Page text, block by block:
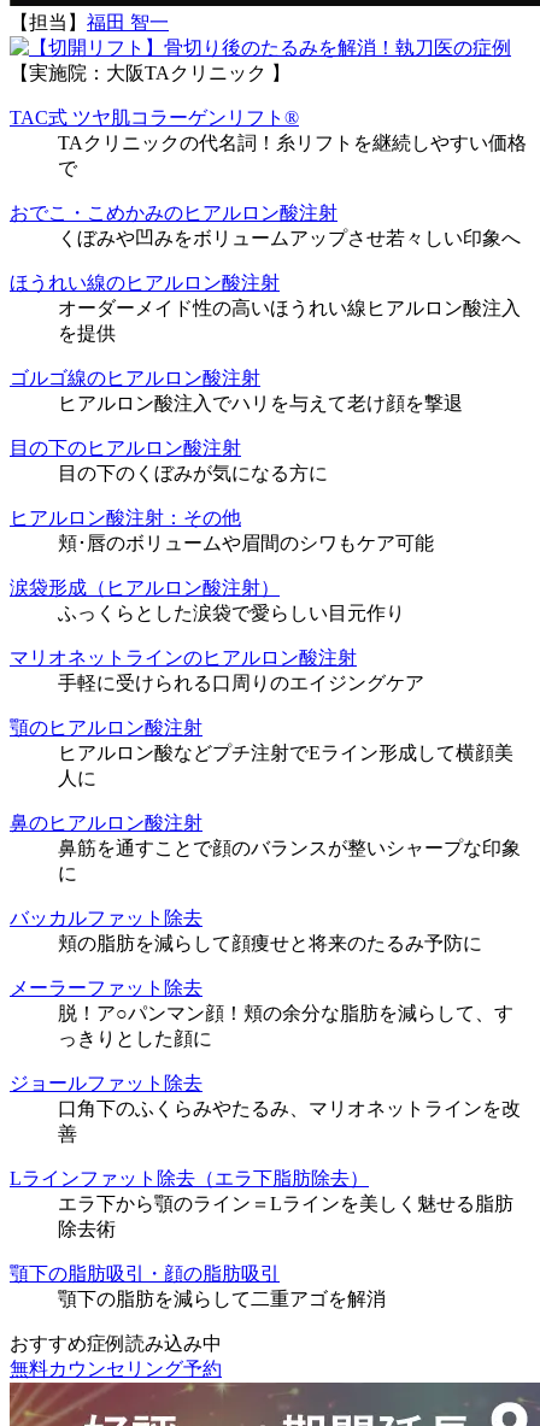
【担当】 福田 智一
執刀医の症例
【実施院：大阪TAクリニック 】
TAC式 ツヤ肌コラーゲンリフト®
TAクリニックの代名詞！糸リフトを継続しやすい価格
で
おでこ・こめかみのヒアルロン酸注射
くぼみや凹みをボリュームアップさせ若々しい印象へ
ほうれい線のヒアルロン酸注射
オーダーメイド性の高いほうれい線ヒアルロン酸注入
を提供
ゴルゴ線のヒアルロン酸注射
ヒアルロン酸注入でハリを与えて老け顔を撃退
目の下のヒアルロン酸注射
目の下のくぼみが気になる方に
ヒアルロン酸注射：その他
頬･唇のボリュームや眉間のシワもケア可能
涙袋形成（ヒアルロン酸注射）
ふっくらとした涙袋で愛らしい目元作り
マリオネットラインのヒアルロン酸注射
手軽に受けられる口周りのエイジングケア
顎のヒアルロン酸注射
ヒアルロン酸などプチ注射でEライン形成して横顔美
人に
鼻のヒアルロン酸注射
鼻筋を通すことで顔のバランスが整いシャープな印象
に
バッカルファット除去
頬の脂肪を減らして顔痩せと将来のたるみ予防に
メーラーファット除去
脱！ア○パンマン顔！頬の余分な脂肪を減らして、す
っきりとした顔に
ジョールファット除去
口角下のふくらみやたるみ、マリオネットラインを改
善
Lラインファット除去（エラ下脂肪除去）
エラ下から顎のライン＝Lラインを美しく魅せる脂肪
除去術
顎下の脂肪吸引・顔の脂肪吸引
顎下の脂肪を減らして二重アゴを解消
おすすめ症例読み込み中
無料カウンセリング予約